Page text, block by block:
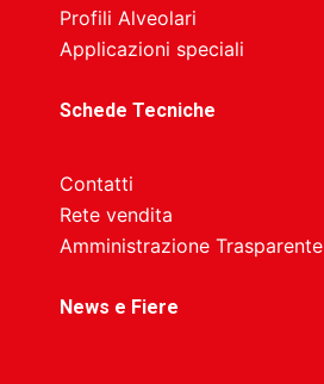
Profili Alveolari
Applicazioni speciali
Schede Tecniche
Contatti
Rete vendita
Amministrazione Trasparente
News e Fiere